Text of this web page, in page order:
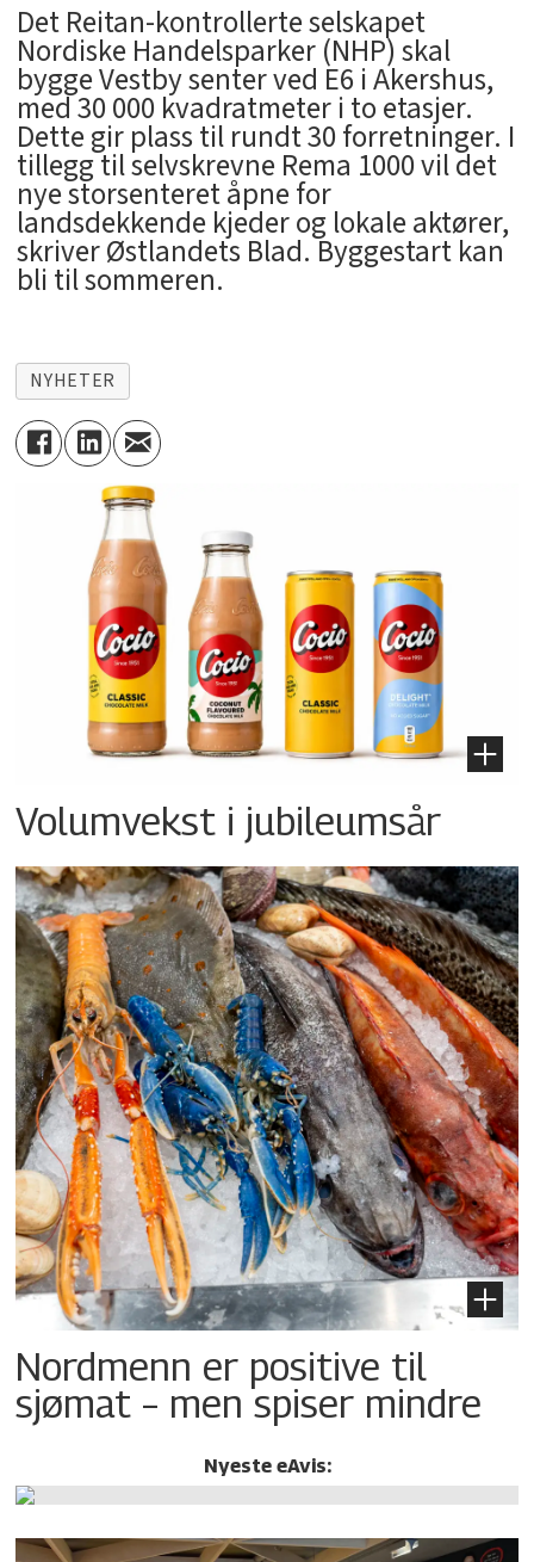
Det Reitan-kontrollerte selskapet
Nordiske Handelsparker (NHP) skal
bygge Vestby senter ved E6 i Akershus,
med 30 000 kvadratmeter i to etasjer.
Dette gir plass til rundt 30 forretninger. I
tillegg til selvskrevne Rema 1000 vil det
nye storsenteret åpne for
landsdekkende kjeder og lokale aktører,
skriver Østlandets Blad. Byggestart kan
bli til sommeren.
NYHETER
Volumvekst i jubileumsår
Nordmenn er positive til
sjømat – men spiser mindre
Nyeste eAvis: